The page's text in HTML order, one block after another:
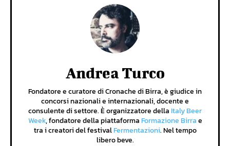
Andrea Turco
Fondatore e curatore di Cronache di Birra, è giudice in
concorsi nazionali e internazionali, docente e
consulente di settore. È organizzatore della Italy Beer
Week, fondatore della piattaforma Formazione Birrae
tra i creatori del festivalFermentazioni. Nel tempo
libero beve.